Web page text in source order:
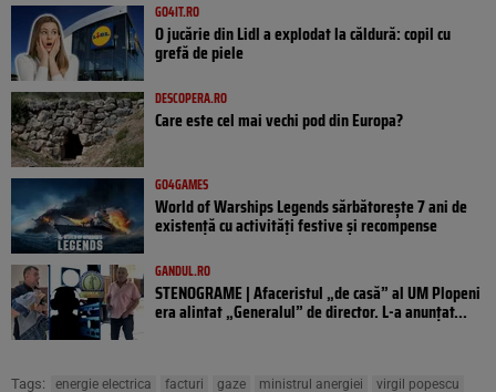
GO4IT.RO
O jucărie din Lidl a explodat la căldură: copil cu
grefă de piele
DESCOPERA.RO
Care este cel mai vechi pod din Europa?
GO4GAMES
World of Warships Legends sărbătorește 7 ani de
existență cu activități festive și recompense
GANDUL.RO
STENOGRAME | Afaceristul „de casă” al UM Plopeni
era alintat „Generalul” de director. L-a anunțat...
Tags: energie electrica facturi gaze ministrul anergiei virgil popescu